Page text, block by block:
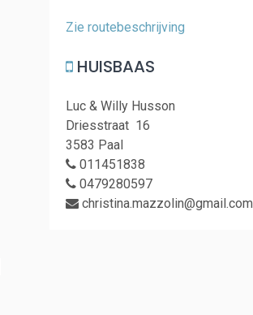
Zie routebeschrijving
HUISBAAS
Luc & Willy Husson
Driesstraat 16
3583 Paal
011451838
0479280597
christina.mazzolin@gmail.com